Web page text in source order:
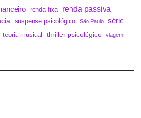
renda fixa renda passiva
suspense psicológico São Paulo série
teoria musical thriller psicológico viagem